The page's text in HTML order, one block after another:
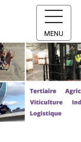
MENU